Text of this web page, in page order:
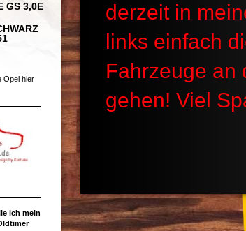
derzeit in
links einfach
Fahrzeuge an
gehen! Viel
GS 3,0E
Opel hier
ich mein